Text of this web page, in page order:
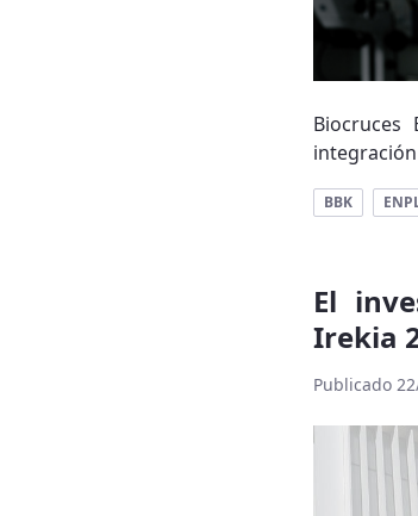
Biocruces
BBK
El
Irekia
Publicado